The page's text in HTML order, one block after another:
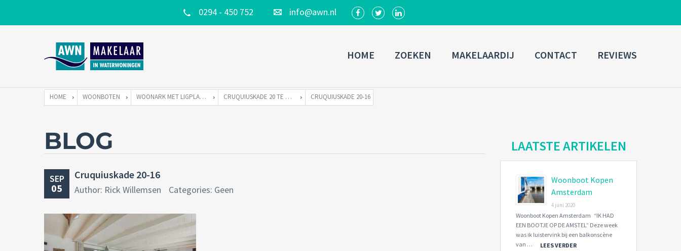
0294 - 450 752 info@awn.nl
Username
Connect with:
Forgot
password? SIGN IN
Remember me
HOME ZOEKEN MAKELAARDIJ CONTACT REVIEWS
HOME WOONBOTEN WOONARK MET LIGPLAATS CRUQUIUSKADE 20 TE 1018 AP AMSTERDAM CRUQUIUSKADE 20-16
BLOG
SEP
05
Cruquiuskade 20-16
Author: Rick Willemsen Categories: Geen
LAATSTE ARTIKELEN
Woonboot Kopen
Amsterdam
4 juni 2020
Woonboot Kopen Amsterdam “IK HAD
EEN BOOTJE OP DE AMSTEL” Deze week
was ik luistervink bij een balkonscène
van …
LEES VERDER